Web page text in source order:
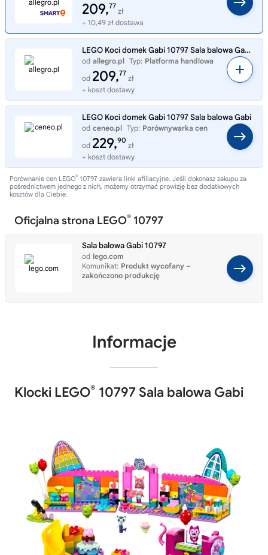
209,77
zł
+ 10,49 zł dostawa
LEGO Koci domek Gabi 10797 Sala balowa Gabi Gabby's Dollhouse ----- OUTLET
od allegro.pl Typ: Platforma handlowa
od 209,77
zł
+ koszt dostawy
LEGO Koci domek Gabi 10797 Sala balowa Gabi
od ceneo.pl Typ: Porównywarka cen
od 229,90
zł
+ koszt dostawy
Porównanie cen LEGO® 10797 zawiera linki afiliacyjne. Jeśli dokonasz zakupu za
pośrednictwem jednego z nich, możemy otrzymać prowizję bez dodatkowych
kosztów dla Ciebie.
Oficjalna strona LEGO® 10797
Sala balowa Gabi 10797
od lego.com
Komunikat: Produkt wycofany –
zakończono produkcję
Informacje
Klocki LEGO® 10797 Sala balowa Gabi